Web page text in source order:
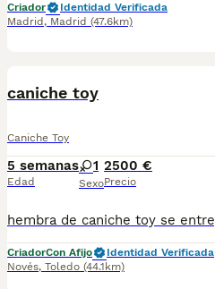
Criador
Identidad Verificada
Madrid , Madrid (47.6km)
caniche toy
Caniche Toy
5 semanas
Edad
1
Sexo
2500 €
Precio
CriadorCon Afijo
Identidad Verificada
Novés, Toledo (44.1km)